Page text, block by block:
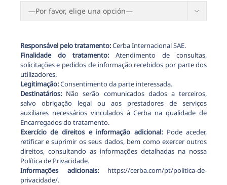

Responsável pelo tratamento:Cerba Internacional SAE.
Finalidade do tratamento:Atendimento de consultas,
solicitações e pedidos de informação recebidos por parte dos
utilizadores.
Legitimação:Consentimento da parte interessada.
Destinatários:Não serão comunicados dados a terceiros,
salvo obrigação legal ou aos prestadores de serviços
auxiliares necessários vinculados à Cerba na qualidade de
Encarregados do tratamento.
Exercício de direitos e informação adicional: Pode aceder,
retificar e suprimir os seus dados, bem como exercer outros
direitos, consultando as informações detalhadas na nossa
Política de Privacidade.
Informações adicionais:https://cerba.com/pt/politica-de-
privacidade/.